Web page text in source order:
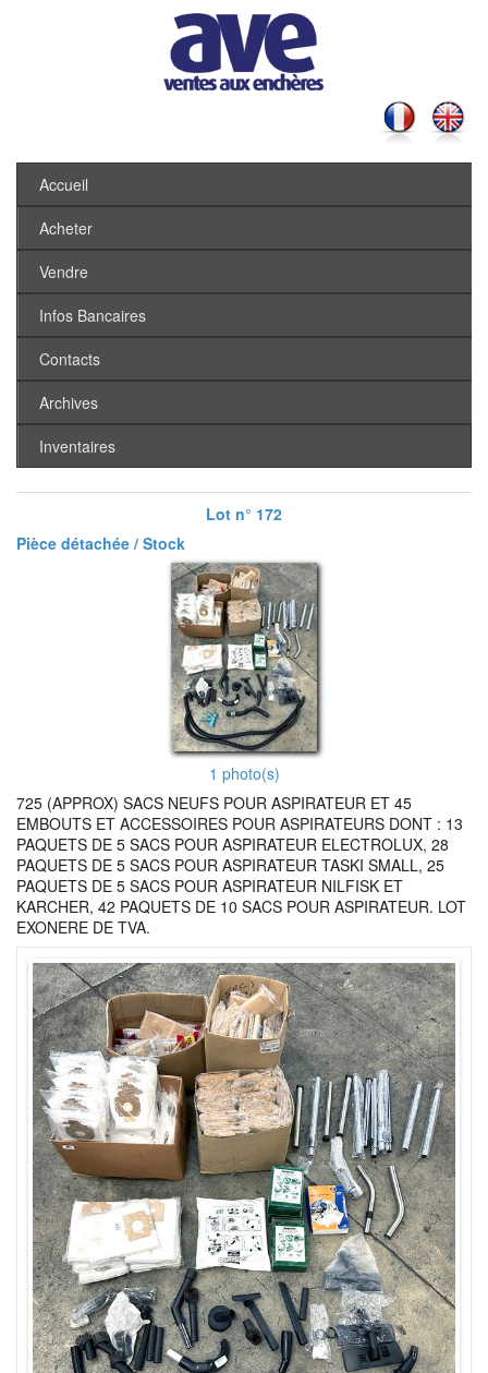
Accueil
Acheter
Vendre
Infos Bancaires
Contacts
Archives
Inventaires
Lot n° 172
Pièce détachée / Stock
1 photo(s)
725 (APPROX) SACS NEUFS POUR ASPIRATEUR ET 45
EMBOUTS ET ACCESSOIRES POUR ASPIRATEURS DONT : 13
PAQUETS DE 5 SACS POUR ASPIRATEUR ELECTROLUX, 28
PAQUETS DE 5 SACS POUR ASPIRATEUR TASKI SMALL, 25
PAQUETS DE 5 SACS POUR ASPIRATEUR NILFISK ET
KARCHER, 42 PAQUETS DE 10 SACS POUR ASPIRATEUR. LOT
EXONERE DE TVA.